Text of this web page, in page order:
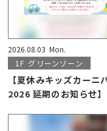
2026.08.03 Mon.
1F グリーンゾーン
【夏休みキッズカーニ
2026 延期のお知らせ】